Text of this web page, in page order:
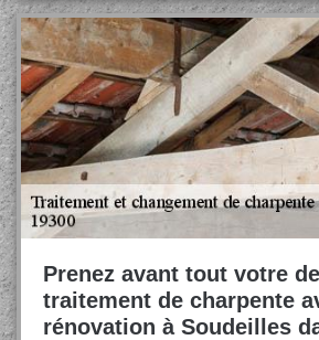
Prenez avant tout votre
traitement de charpente
rénovation à Soudeilles